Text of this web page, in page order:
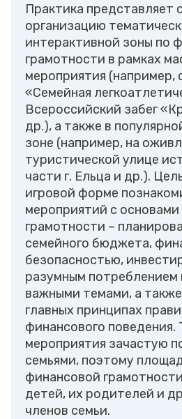
Практика представляет
организацию
интерактивной зоны по
грамотности в рамках
мероприятия (например,
«Семейная
Всероссийский забег
др.), а также в
зоне (например, на
туристической улице
части г. Ельца и др.).
игровой форме
мероприятий с
грамотности –
семейного бюджета,
безопасностью,
разумным потреблением
важными темами, а
главных принципах
финансового поведения.
мероприятия зачастую
семьями, поэтому
финансовой
детей, их родителей и
членов семьи.